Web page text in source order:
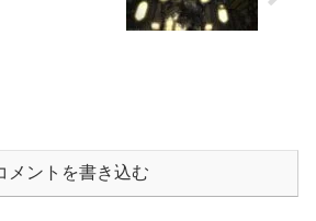
メントを書き込む